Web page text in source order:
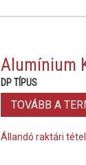
Alumínium
DP TÍPUS
TOVÁBB A
Állandó raktári